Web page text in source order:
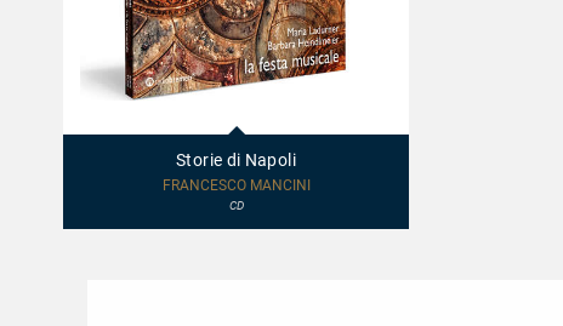
Storie di Napoli
FRANCESCO MANCINI
CD